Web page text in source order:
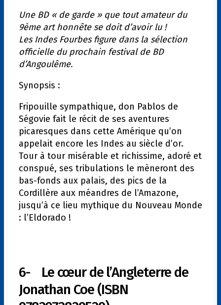
Une BD « de garde » que tout amateur du
9ème art honnête se doit d’avoir lu !
Les Indes Fourbes figure dans la sélection
officielle du prochain festival de BD
d’Angoulême.
Synopsis :
Fripouille sympathique, don Pablos de
Ségovie fait le récit de ses aventures
picaresques dans cette Amérique qu’on
appelait encore les Indes au siècle d’or.
Tour à tour misérable et richissime, adoré et
conspué, ses tribulations le mèneront des
bas-fonds aux palais, des pics de la
Cordillère aux méandres de l’Amazone,
jusqu’à ce lieu mythique du Nouveau Monde
: l’Eldorado !
6- Le cœur de l’Angleterre de
Jonathan Coe (ISBN